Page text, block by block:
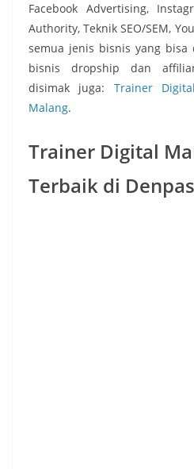
Facebook Advertising,
Authority, Teknik SEO/SEM,
semua jenis bisnis yang bisa
bisnis dropship dan
disimak juga: Trainer
Malang.
Trainer Digital
Terbaik di